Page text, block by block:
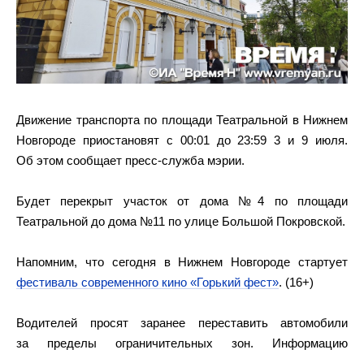
Движение транспорта по площади Театральной в Нижнем
Новгороде приостановят с 00:01 до 23:59 3 и 9 июля.
Об этом сообщает пресс-служба мэрии.
Будет перекрыт участок от дома №4 по площади
Театральной до дома №11 по улице Большой Покровской.
Напомним, что сегодня в Нижнем Новгороде стартует
фестиваль современного кино «Горький фест». (16+)
Водителей просят заранее переставить автомобили
за пределы ограничительных зон. Информацию